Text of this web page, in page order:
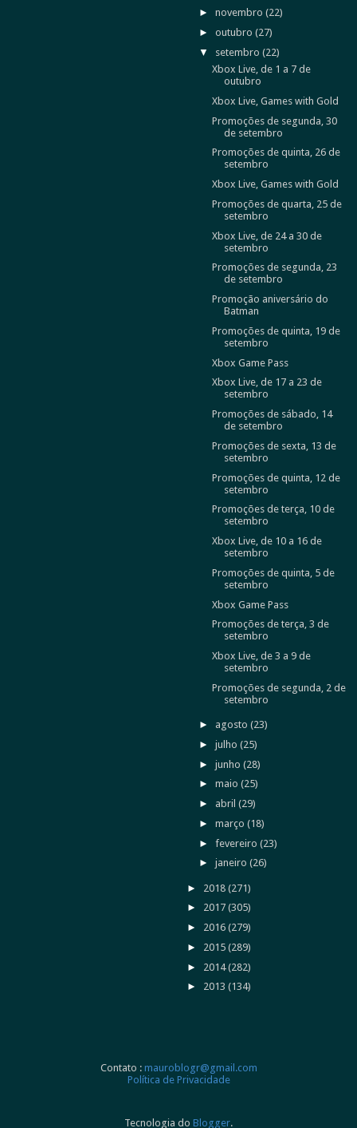
►novembro(22)
►outubro(27)
▼ setembro(22)
Xbox Live, de 1 a 7 de
outubro
Xbox Live, Games with Gold
Promoções de segunda, 30
de setembro
Promoções de quinta, 26 de
setembro
Xbox Live, Games with Gold
Promoções de quarta, 25 de
setembro
Xbox Live, de 24 a 30 de
setembro
Promoções de segunda, 23
de setembro
Promoção aniversário do
Batman
Promoções de quinta, 19 de
setembro
Xbox Game Pass
Xbox Live, de 17 a 23 de
setembro
Promoções de sábado, 14
de setembro
Promoções de sexta, 13 de
setembro
Promoções de quinta, 12 de
setembro
Promoções de terça, 10 de
setembro
Xbox Live, de 10 a 16 de
setembro
Promoções de quinta, 5 de
setembro
Xbox Game Pass
Promoções de terça, 3 de
setembro
Xbox Live, de 3 a 9 de
setembro
Promoções de segunda, 2 de
setembro
► agosto(23)
►julho(25)
►junho(28)
►maio(25)
► abril(29)
►março(18)
►fevereiro(23)
►janeiro(26)
► 2018 (271)
► 2017 (305)
► 2016 (279)
► 2015 (289)
► 2014(282)
► 2013 (134)
Contato : mauroblogr@gmail.com
Política de Privacidade
Tecnologia do Blogger.